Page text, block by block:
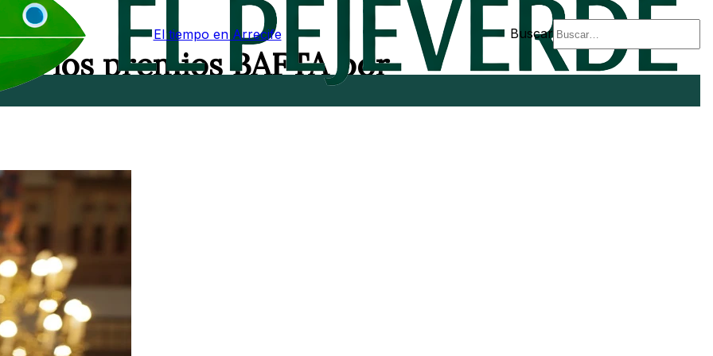
El tiempo en Arrecife Buscar
a los premios BAFTA por